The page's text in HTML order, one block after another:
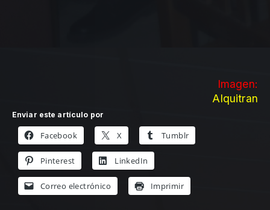
Imagen:
Alquitran
Enviar este artículo por
Facebook X Tumblr
Pinterest LinkedIn
Correo electrónico Imprimir